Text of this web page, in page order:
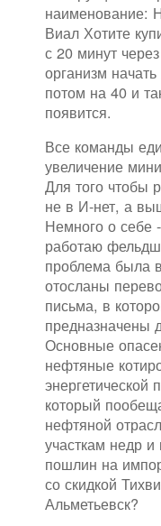
наименование:
Виал Хотите
с 20 минут
организм
потом на 40 и
появится.
Все команды
увеличение
Для того чтобы
не в И-нет, а
Немного о себе
работаю
проблема была
отосланы
письма, в
предназначены
Основные
нефтяные
энергетической
который
нефтяной
участкам недр
пошлин на
со скидкой
Альметьевск?